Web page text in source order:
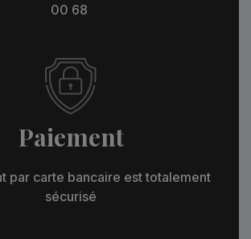
00 68
Paiement
par carte bancaire est totalement
sécurisé